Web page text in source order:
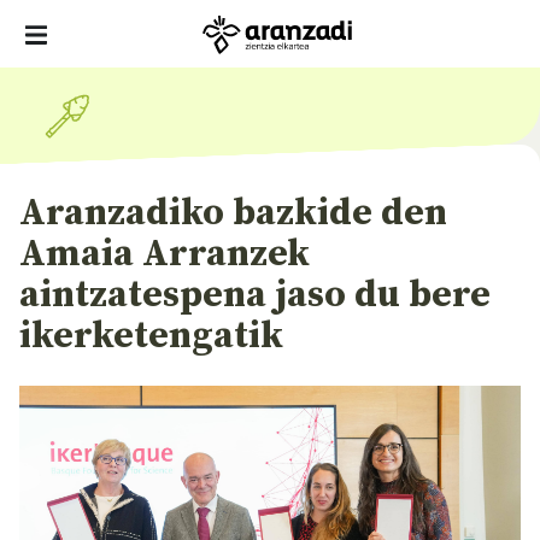
Aranzadiko bazkide den
Amaia Arranzek
aintzatespena jaso du bere
ikerketengatik